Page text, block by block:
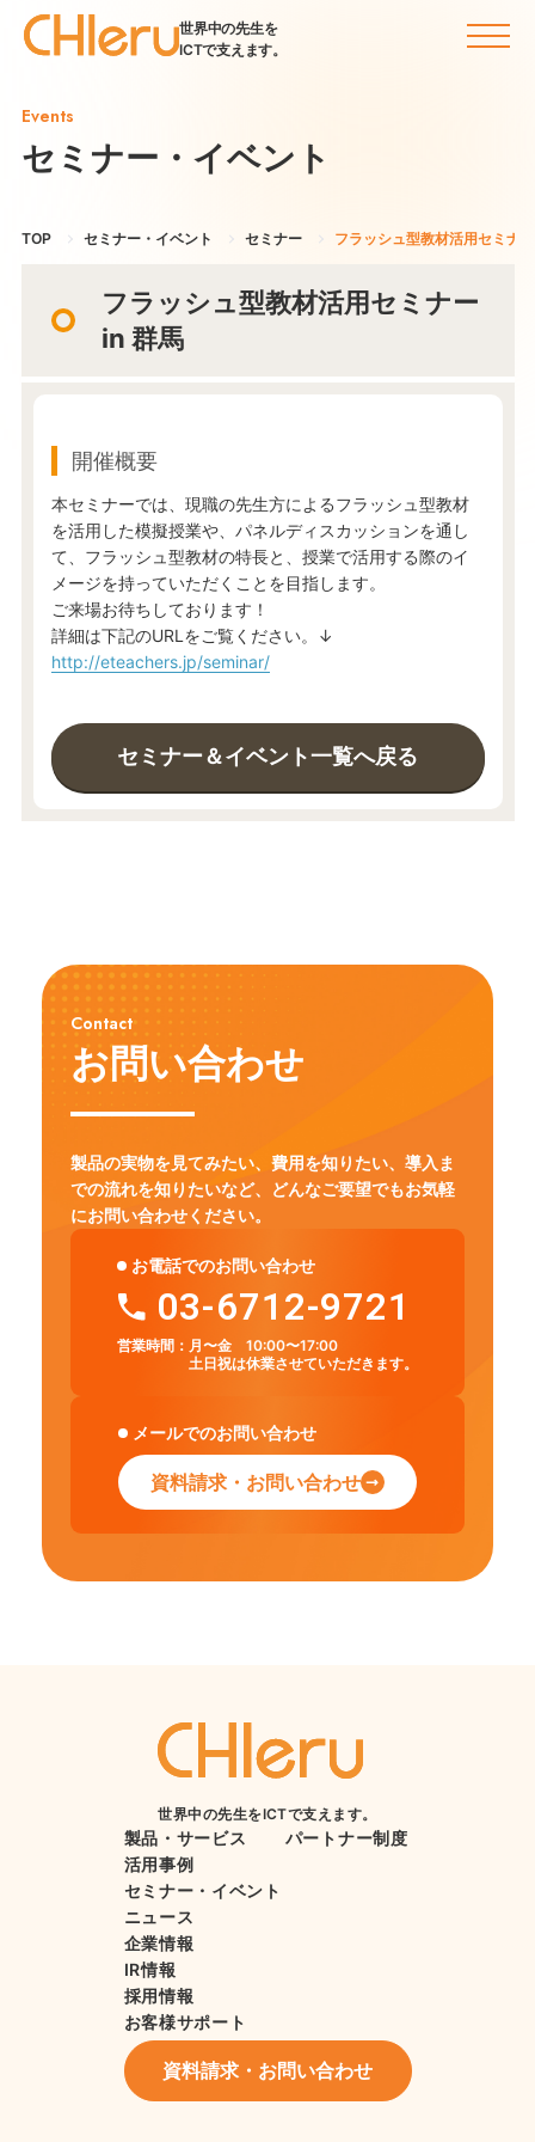
世界中の先生を
ICTで支えます。
Events
セミナー・イベント
TOP セミナー・イベント セミナー フラッシュ型教材活用セミナ
フラッシュ型教材活用セミナー
in 群馬
開催概要
本セミナーでは、現職の先生方によるフラッシュ型教材
を活用した模擬授業や、パネルディスカッションを通し
て、フラッシュ型教材の特長と、授業で活用する際のイ
メージを持っていただくことを目指します。
ご来場お待ちしております！
詳細は下記のURLをご覧ください。↓
http://eteachers.jp/seminar/
セミナー＆イベント一覧へ戻る
Contact
お問い合わせ
製品の実物を見てみたい、費用を知りたい、導入ま
での流れを知りたいなど、
どんなご要望でもお気軽
にお問い合わせください。
お電話でのお問い合わせ
03-6712-9721
営業時間： 月〜金 10:00〜17:00
土日祝は休業させていただきます。
メールでのお問い合わせ
資料請求・お問い合わせ
世界中の先生をICTで支えます。
製品・サービス
活用事例
セミナー・イベント
ニュース
企業情報
IR情報
採用情報
お客様サポート
パートナー制度
資料請求・お問い合わせ